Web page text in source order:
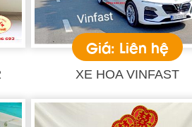
Giá: Liên hệ
XE HOA VINFAST